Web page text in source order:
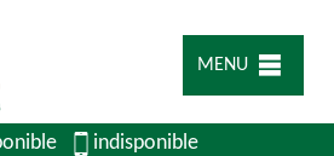
MENU
indisponible